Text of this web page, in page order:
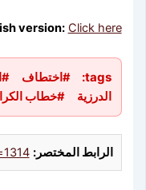
version: Click here
tags: #اختطاف
الدرزية
#خطاب
الرابط المختصر: